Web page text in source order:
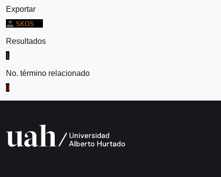
Exportar
SKOS
Resultados
1
No. término relacionado
0